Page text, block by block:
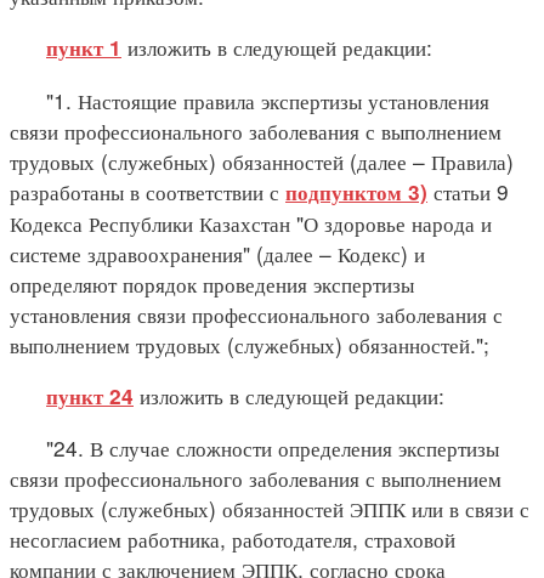
пункт 1 изложить в следующей редакции:
"1. Настоящие правила экспертизы установления
связи профессионального заболевания с выполнением
трудовых (служебных) обязанностей (далее – Правила)
разработаны в соответствии с подпунктом 3) статьи 9
Кодекса Республики Казахстан "О здоровье народа и
системе здравоохранения" (далее – Кодекс) и
определяют порядок проведения экспертизы
установления связи профессионального заболевания с
выполнением трудовых (служебных) обязанностей.";
пункт 24 изложить в следующей редакции:
"24. В случае сложности определения экспертизы
связи профессионального заболевания с выполнением
трудовых (служебных) обязанностей ЭППК или в связи с
несогласием работника, работодателя, страховой
компании с заключением ЭППК, согласно срока